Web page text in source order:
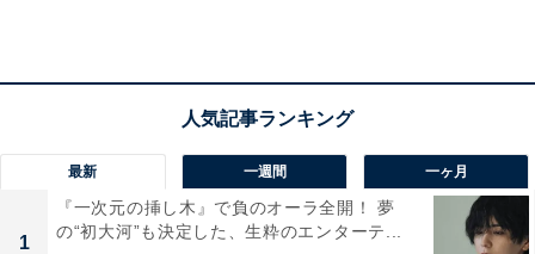
しによるダイナミックな見せ場など、スケール感の
ある時代劇の魅力も味わい尽くせる内容となってい
ました。
最新 一週間 一ヶ月
1
『一次元の挿し木』で負のオーラ全開！ 夢
の“初大河”も決定した、生粋のエンターテ...